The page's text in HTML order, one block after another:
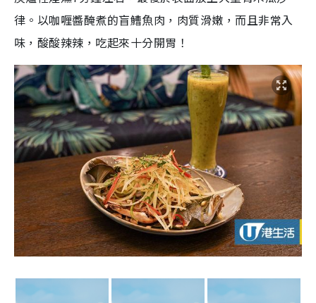
律。以咖喱醬醃煮的盲鰽魚肉，肉質滑嫩，而且非常入
味，酸酸辣辣，吃起來十分開胃！